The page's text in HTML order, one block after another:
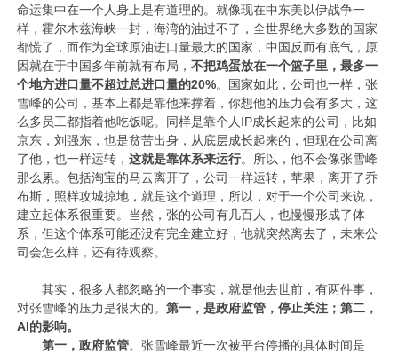
命运集中在一个人身上是有道理的。就像现在中东美以伊战争一
样，霍尔木兹海峡一封，海湾的油过不了，全世界绝大多数的国家
都慌了，而作为全球原油进口量最大的国家，中国反而有底气，原
因就在于中国多年前就有布局，不把鸡蛋放在一个篮子里，最多一
个地方进口量不超过总进口量的20%。国家如此，公司也一样，张
雪峰的公司，基本上都是靠他来撑着，你想他的压力会有多大，这
么多员工都指着他吃饭呢。同样是靠个人IP成长起来的公司，比如
京东，刘强东，也是贫苦出身，从底层成长起来的，但现在公司离
了他，也一样运转，这就是靠体系来运行。所以，他不会像张雪峰
那么累。包括淘宝的马云离开了，公司一样运转，苹果，离开了乔
布斯，照样攻城掠地，就是这个道理，所以，对于一个公司来说，
建立起体系很重要。当然，张的公司有几百人，也慢慢形成了体
系，但这个体系可能还没有完全建立好，他就突然离去了，未来公
司会怎么样，还有待观察。
其实，很多人都忽略的一个事实，就是他去世前，有两件事，
对张雪峰的压力是很大的。第一，是政府监管，停止关注；第二，
AI的影响。
第一，政府监管。张雪峰最近一次被平台停播的具体时间是